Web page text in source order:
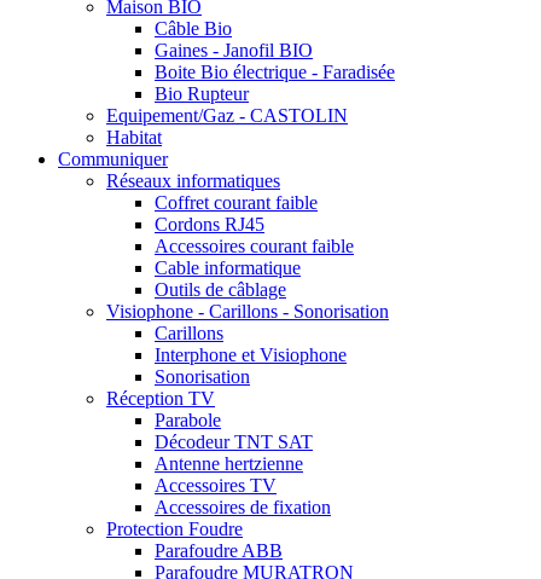
Maison BIO
Câble Bio
Gaines - Janofil BIO
Boite Bio électrique - Faradisée
Bio Rupteur
Equipement/Gaz - CASTOLIN
Habitat
Communiquer
Réseaux informatiques
Coffret courant faible
Cordons RJ45
Accessoires courant faible
Cable informatique
Outils de câblage
Visiophone - Carillons - Sonorisation
Carillons
Interphone et Visiophone
Sonorisation
Réception TV
Parabole
Décodeur TNT SAT
Antenne hertzienne
Accessoires TV
Accessoires de fixation
Protection Foudre
Parafoudre ABB
Parafoudre MURATRON